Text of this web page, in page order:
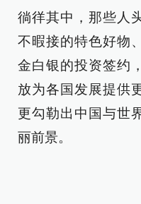
徜徉其中，那些人
不暇接的特色好物
金白银的投资签约
放为各国发展提供
更勾勒出中国与世
丽前景。